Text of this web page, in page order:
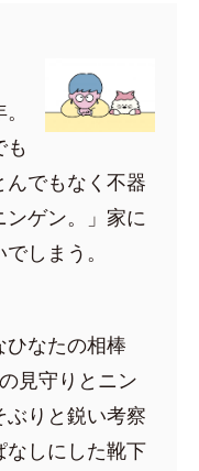
も
でもなく不器
ゲン。」家に
しまう。
なたの相棒
見守りとニン
りと鋭い考察
なしにした靴下